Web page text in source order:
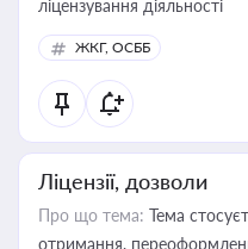
ліцензування діяльності
ЖКГ, ОСББ
Ліцензії, дозволи
Про що тема: Тема
отримання,